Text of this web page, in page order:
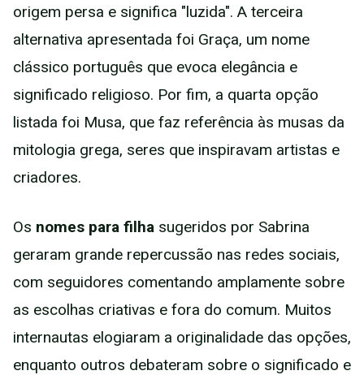
origem persa e significa "luzida". A terceira
alternativa apresentada foi Graça, um nome
clássico português que evoca elegância e
significado religioso. Por fim, a quarta opção
listada foi Musa, que faz referência às musas da
mitologia grega, seres que inspiravam artistas e
criadores.
Os nomes para filha sugeridos por Sabrina
geraram grande repercussão nas redes sociais,
com seguidores comentando amplamente sobre
as escolhas criativas e fora do comum. Muitos
internautas elogiaram a originalidade das opções,
enquanto outros debateram sobre o significado e